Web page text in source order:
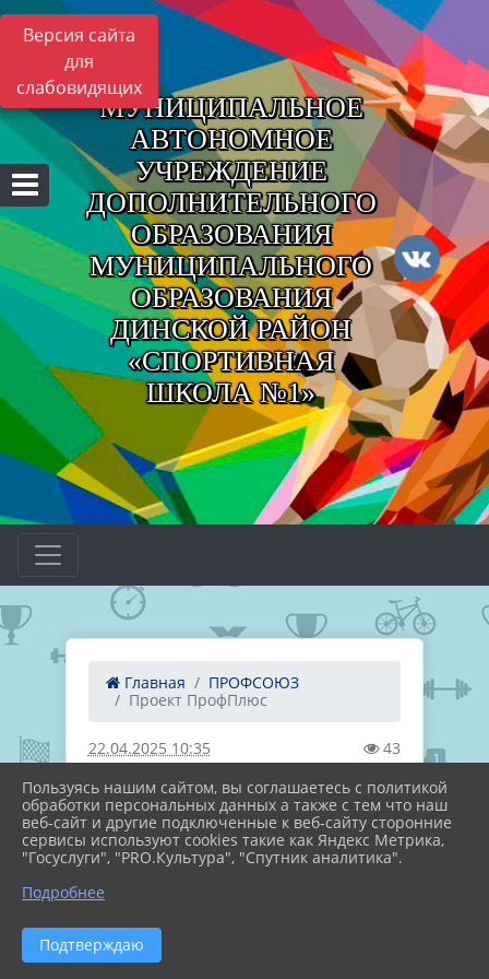
Версия сайта
для
слабовидящих
МУНИЦИПАЛЬНОЕ
АВТОНОМНОЕ
УЧРЕЖДЕНИЕ
ДОПОЛНИТЕЛЬНОГО
ОБРАЗОВАНИЯ
МУНИЦИПАЛЬНОГО
ОБРАЗОВАНИЯ
ДИНСКОЙ РАЙОН
«СПОРТИВНАЯ
ШКОЛА №1»
Главная
ПРОФСОЮЗ
Проект ПрофПлюс
22.04.2025 10:35 43
Пользуясь нашим сайтом, вы соглашаетесь с политикой
обработки персональных данных а также с тем что наш
веб-сайт и другие подключенные к веб-сайту сторонние
сервисы используют cookies такие как Яндекс Метрика,
"Госуслуги", "PRO.Культура", "Спутник аналитика".
Подробнее
Подтверждаю